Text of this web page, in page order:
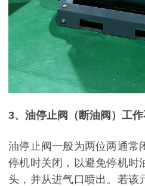
3、油停止阀（断油阀）工
油停止阀一般为两位两通常
停机时关闭，以避免停机时
头，并从进气口喷出。若该